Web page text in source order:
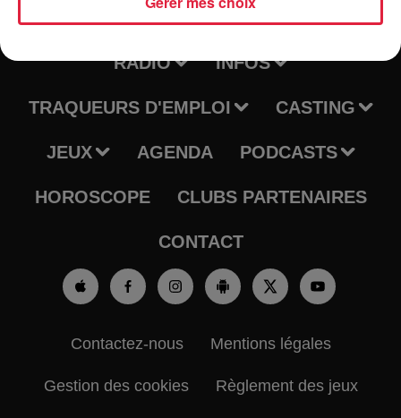
RADIO INFOS
TRAQUEURS D'EMPLOI CASTING
JEUX AGENDA PODCASTS
HOROSCOPE CLUBS PARTENAIRES
CONTACT
Contactez-nous Mentions légales
Gestion des cookies Règlement des jeux